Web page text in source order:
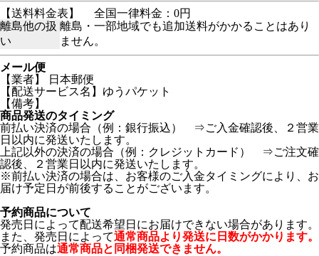
【送料料金表】
全国一律料金：0円
離島他の扱
い
離島・一部地域でも追加送料がかかることはあり
ません。
メール便
【業者】 日本郵便
【配送サービス名】ゆうパケット
【備考】
商品発送のタイミング
前払い決済の場合（例：銀行振込） ⇒ご入金確認後、２営業
日以内に発送いたします。
上記以外の決済の場合（例：クレジットカード） ⇒ご注文確
認後、２営業日以内に発送いたします。
※前払い決済の場合は、お客様のご入金タイミングにより、お
届け予定日が前後することがございます。
予約商品について
発売日によって配送希望日にお届けできない場合があります。
また、発売日によって通常商品より発送に日数がかかります。
予約商品は通常商品と同梱発送できません。